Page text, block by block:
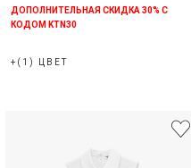
ДОПОЛНИТЕЛЬНАЯ СКИДКА 30% С
КОДОМ KTN30
+(1) ЦВЕТ